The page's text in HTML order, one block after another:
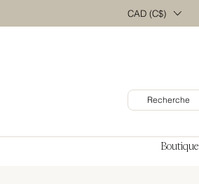
CAD (C$)
Boutique